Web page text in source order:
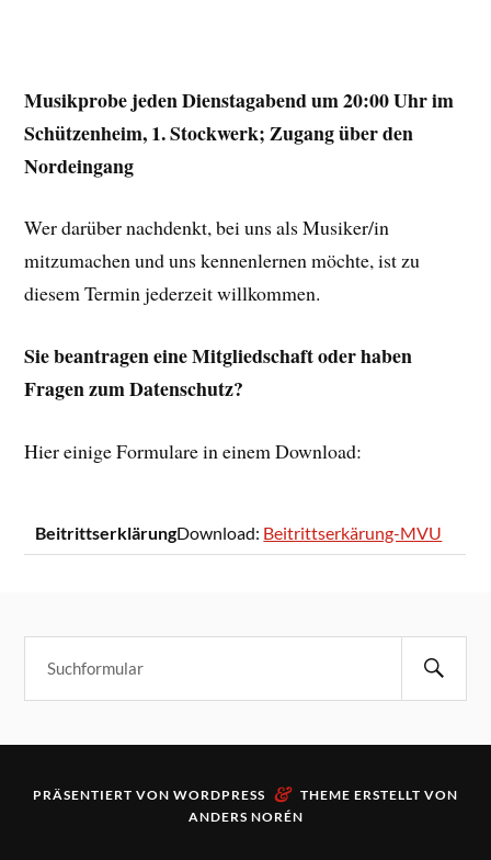
Musikprobe jeden Dienstagabend um 20:00 Uhr im
Schützenheim, 1. Stockwerk; Zugang über den
Nordeingang
Wer darüber nachdenkt, bei uns als Musiker/in
mitzumachen und uns kennenlernen möchte, ist zu
diesem Termin jederzeit willkommen.
Sie beantragen eine Mitgliedschaft oder haben
Fragen zum Datenschutz?
Hier einige Formulare in einem Download:
BeitrittserklärungDownload: Beitrittserkärung-MVU
PRÄSENTIERT VON WORDPRESS & THEME ERSTELLT VON
ANDERS NORÉN